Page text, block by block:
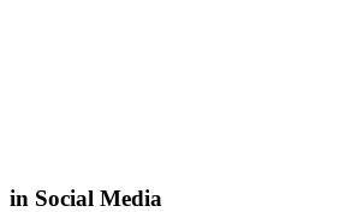
in Social Media